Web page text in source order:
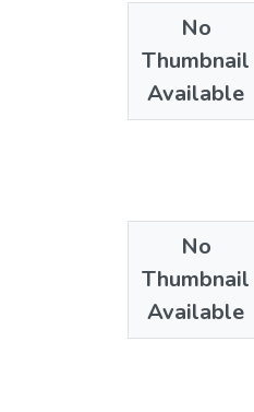
No
Thumbnail
Available
No
Thumbnail
Available